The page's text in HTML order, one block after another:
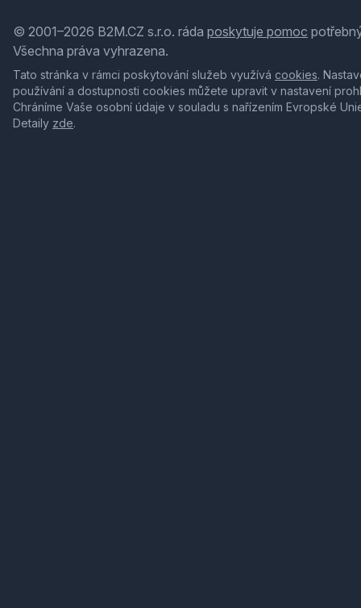
© 2001–2026 B2M.CZ s.r.o. ráda poskytuje pomoc
Všechna práva vyhrazena.
Tato stránka v rámci poskytování služeb využívá cookies.
používání a dostupnosti cookies můžete upravit v nastavení
Chráníme Vaše osobní údaje v souladu s nařízením Evropské
Detaily zde.